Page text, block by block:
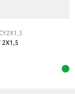
2X1,5